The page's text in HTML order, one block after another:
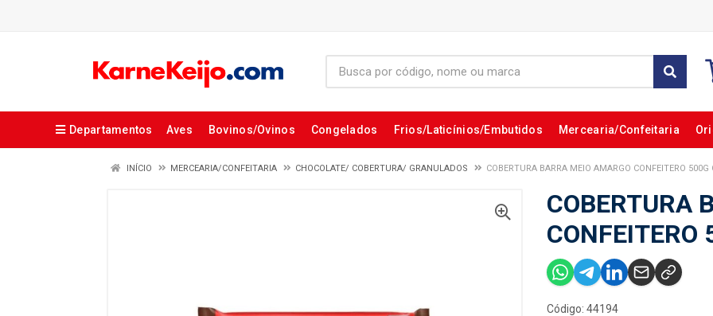
Departamentos Aves Bovinos/Ovinos Congelados Frios/Laticínios/Embutidos Mercearia/Confeitaria
INÍCIO MERCEARIA/CONFEITARIA CHOCOLATE/ COBERTURA/ GRANULADOS COBERTURA BARRA MEIO AMARGO CONFEITERO 500G
COBERTURA
CONFEITERO
Código: 44194